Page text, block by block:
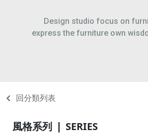
Design studio focus on
express the furniture own
回分類列表
風格系列 ❘ SERIES